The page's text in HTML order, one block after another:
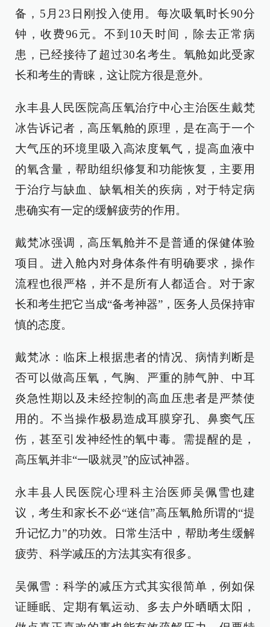
备，5月23日刚投入使用。每次吸氧时长90分
钟，收费96元。不到10天时间，除去正常病
患，已经接待了超过30名考生。氧舱如此受家
长和考生的青睐，这让院方很是意外。
永丰县人民医院高压氧治疗中心主治医生戴梵
冰告诉记者，高压氧舱的原理，是在高于一个
大气压的环境里吸入高浓度氧气，提高血液中
的氧含量，帮助组织修复和功能恢复，主要用
于治疗与缺血、缺氧相关的疾病，对于特定病
患确实有一定的缓解疲劳的作用。
戴梵冰强调，高压氧舱并不是普通的保健体验
项目。进入舱内对身体条件有明确要求，操作
流程也很严格，并不是所有人都适合。对于家
长和考生把它当成“备考神器”，医务人员保持审
慎的态度。
戴梵冰：临床上根据患者的情况、病情判断是
否可以做高压氧，气胸、严重的肺气肿、中耳
炎急性期以及未经控制的高血压患者是严禁使
用的。不当操作极易造成耳膜穿孔、鼻窦气压
伤，甚至引发神经性的氧中毒。需提醒的是，
高压氧并非“一吸就灵”的应试神器。
永丰县人民医院心理科主治医师吴佩雪也建
议，考生和家长不必“迷信”高压氧舱所谓的“提
升记忆力”的功效。日常生活中，帮助考生缓解
疲劳、科学减压的方法其实有很多。
吴佩雪：科学的减压方式其实很简单，例如保
证睡眠、定期有氧运动、多去户外晒晒太阳，